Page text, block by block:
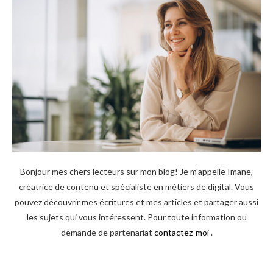
Bonjour mes chers lecteurs sur mon blog! Je m'appelle Imane,
créatrice de contenu et spécialiste en métiers de digital. Vous
pouvez découvrir mes écritures et mes articles et partager aussi
les sujets qui vous intéressent. Pour toute information ou
demande de partenariat contactez-moi.